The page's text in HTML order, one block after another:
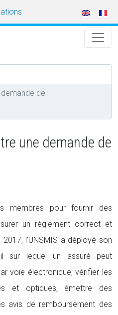
de
une demande de
membres pour fournir des
un règlement correct et
l'UNSMIS a déployé son
sur lequel un assuré peut
voie électronique, vérifier les
et optiques, émettre des
avis de remboursement des